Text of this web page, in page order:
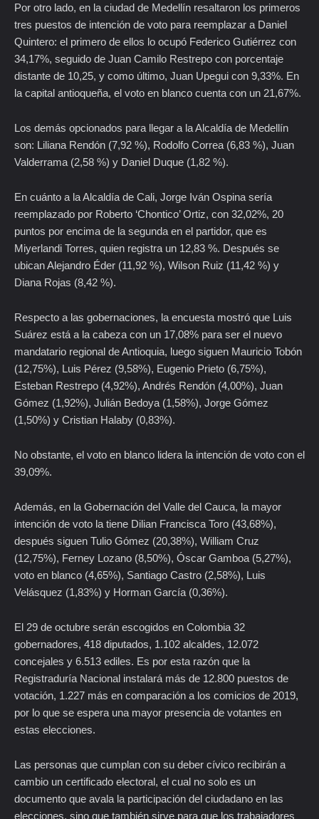
Por otro lado, en la ciudad de Medellín resaltaron los primeros
tres puestos de intención de voto para reemplazar a Daniel
Quintero: el primero de ellos lo ocupó Federico Gutiérrez con
34,17%, seguido de Juan Camilo Restrepo con porcentaje
distante de 10,25, y como último, Juan Upegui con 9,33%. En
la capital antioqueña, el voto en blanco cuenta con un 21,67%.
Los demás opcionados para llegar a la Alcaldía de Medellín
son: Liliana Rendón (7,92 %), Rodolfo Correa (6,83 %), Juan
Valderrama (2,58 %) y Daniel Duque (1,82 %).
En cuánto a la Alcaldía de Cali, Jorge Iván Ospina sería
reemplazado por Roberto ‘Chontico’ Ortiz, con 32,02%, 20
puntos por encima de la segunda en el partidor, que es
Miyerlandi Torres, quien registra un 12,83 %. Después se
ubican Alejandro Éder (11,92 %), Wilson Ruiz (11,42 %) y
Diana Rojas (8,42 %).
Respecto a las gobernaciones, la encuesta mostró que Luis
Suárez está a la cabeza con un 17,08% para ser el nuevo
mandatario regional de Antioquia, luego siguen Mauricio Tobón
(12,75%), Luis Pérez (9,58%), Eugenio Prieto (6,75%),
Esteban Restrepo (4,92%), Andrés Rendón (4,00%), Juan
Gómez (1,92%), Julián Bedoya (1,58%), Jorge Gómez
(1,50%) y Cristian Halaby (0,83%).
No obstante, el voto en blanco lidera la intención de voto con el
39,09%.
Además, en la Gobernación del Valle del Cauca, la mayor
intención de voto la tiene Dilian Francisca Toro (43,68%),
después siguen Tulio Gómez (20,38%), William Cruz
(12,75%), Ferney Lozano (8,50%), Óscar Gamboa (5,27%),
voto en blanco (4,65%), Santiago Castro (2,58%), Luis
Velásquez (1,83%) y Horman García (0,36%).
El 29 de octubre serán escogidos en Colombia 32
gobernadores, 418 diputados, 1.102 alcaldes, 12.072
concejales y 6.513 ediles. Es por esta razón que la
Registraduría Nacional instalará más de 12.800 puestos de
votación, 1.227 más en comparación a los comicios de 2019,
por lo que se espera una mayor presencia de votantes en
estas elecciones.
Las personas que cumplan con su deber cívico recibirán a
cambio un certificado electoral, el cual no solo es un
documento que avala la participación del ciudadano en las
elecciones, sino que también sirve para que los trabajadores